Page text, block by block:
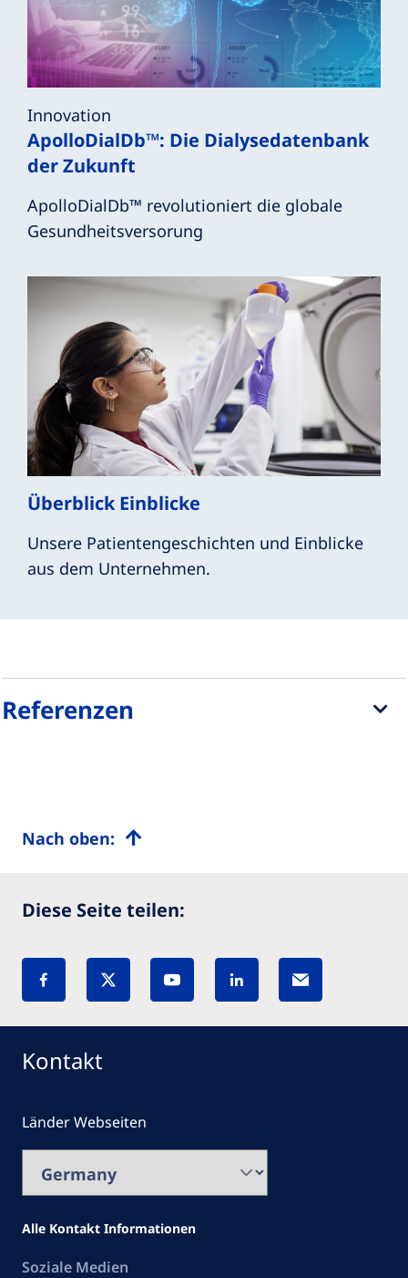
Innovation
ApolloDialDb™: Die Dialysedatenbank
der Zukunft
ApolloDialDb™ revolutioniert die globale
Gesundheitsversorung
Überblick Einblicke
Unsere Patientengeschichten und Einblicke
aus dem Unternehmen.
Referenzen
Nach oben:
Diese Seite teilen:
Kontakt
Länder Webseiten
Alle Kontakt Informationen
Soziale Medien